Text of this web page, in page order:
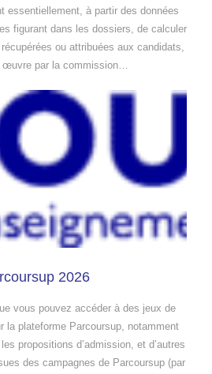
essentiellement, à partir des données
figurant dans les dossiers, de calculer
ou attribuées aux candidats,
œuvre par la commission…
2026
vous pouvez accéder à des jeux de
la plateforme Parcoursup, notamment
propositions d’admission, et d’autres
des campagnes de Parcoursup (par